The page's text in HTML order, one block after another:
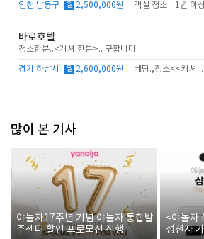
인천 남동구 월 2,500,000원 객실 청소 1년 이
바로호텔
청소한분..<캐셔 한분>.. 구합니다.
경기 하남시 월 2,600,000원 베팅.,청소<<캐셔 모셔봅니다.
많이 본 기사
야놀자17주년 기념 야놀자 통합발
주센터 할인 프로모션 진행
<야놀자
성전자